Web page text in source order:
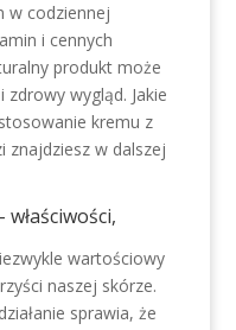
w codziennej
i cennych
produkt może
wygląd. Jakie
kremu z
znajdziesz w dalszej
wartościowy
naszej skórze.
sprawia, że